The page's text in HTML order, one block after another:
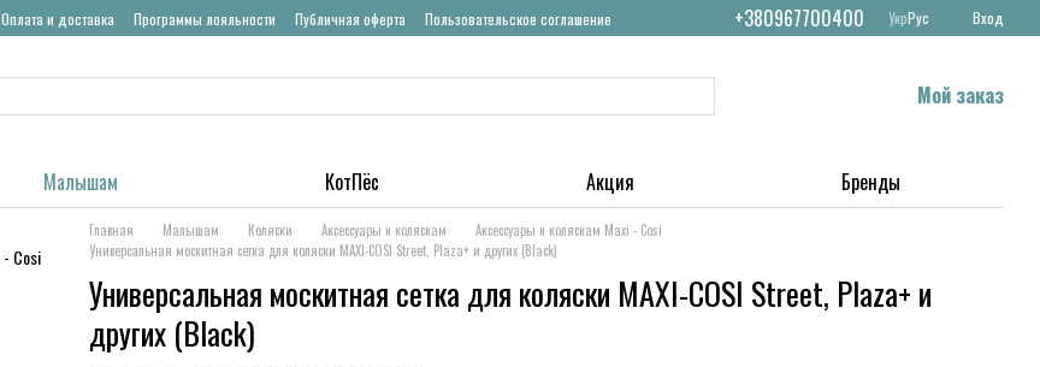
Оплата и доставка Программы лояльности Публичная оферта Пользовательское соглашение +380967700400 УкрРус Вход
Мой заказ
Малышам КотПёс Акция Бренды
Главная Малышам Коляски Аксессуары к коляскам
Аксессуары к коляскам Maxi - Cosi
Универсальная москитная сетка для коляски MAXI-COSI Street, Plaza+ и других (Black)
Универсальная москитная сетка для коляски MAXI-COSI Street, Plaza+ и
других (Black)